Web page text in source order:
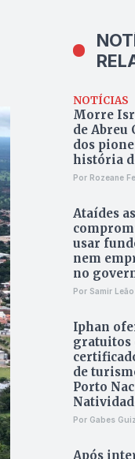
NOTÍCIAS
Morre
de Abreu
dos
história
Por Rozeane
Ataídes
usar
nem
no
Por Samir Leão
Iphan
gratuitos
de
Porto
Por Gabes
Após